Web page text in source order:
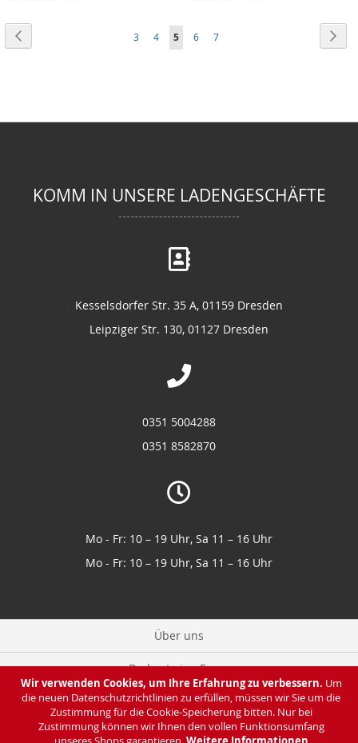
Wir verwenden Cookies, um Ihre Erfahrung zu verbessern. Um
die neuen Datenschutzrichtlinien zu erfüllen, müssen wir Sie um die
Zustimmung für die Cookie-Speicherung bitten. Nur bei
Zustimmung können wir Ihnen den vollen Funktionsumfang
Seite
Seite
3 Seite
4
Sie
5 Seite
6 Seite
7
KOMM IN UNSERE LADENGESCHÄFTE
Kesselsdorfer Str. 35 A, 01159 Dresden
Leipziger Str. 130, 01127 Dresden
0351 5004288
0351 8582870
Mo - Fr: 10 – 19 Uhr, Sa 11 – 16 Uhr
Mo - Fr: 10 – 19 Uhr, Sa 11 – 16 Uhr
Über uns
Du hast eine Frage
Zahlung & Lieferung
Datenschutz